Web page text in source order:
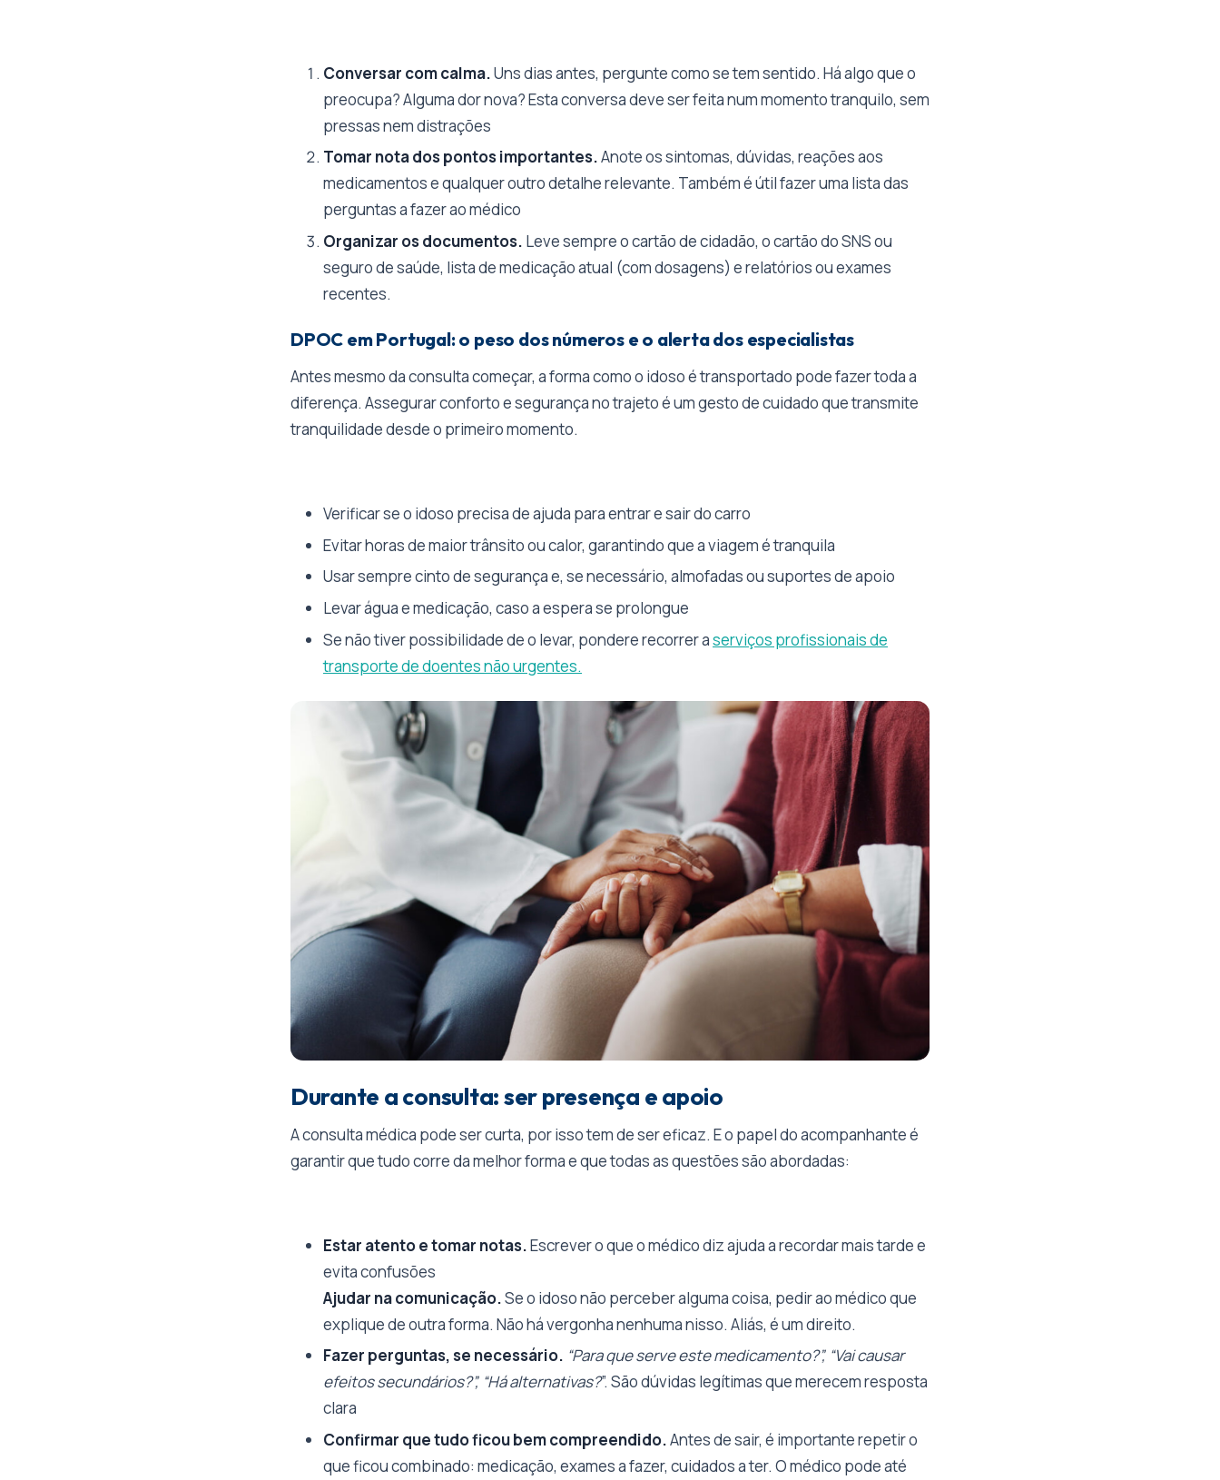
Conversar com calma.Uns dias antes, pergunte como se tem sentido. Há algo que o
preocupa? Alguma dor nova? Esta conversa deve ser feita num momento tranquilo, sem
pressas nem distrações
Tomar nota dos pontos importantes.Anote os sintomas, dúvidas, reações aos
medicamentos e qualquer outro detalhe relevante. Também é útil fazer uma lista das
perguntas a fazer ao médico
Organizar os documentos. Leve sempre o cartão de cidadão, o cartão do SNS ou
seguro de saúde, lista de medicação atual (com dosagens) e relatórios ou exames
recentes.
DPOC em Portugal: o peso dos números e o alerta dos especialistas
Antes mesmo da consulta começar, a forma como o idoso é transportado pode fazer toda a
diferença. Assegurar conforto e segurança no trajeto é um gesto de cuidado que transmite
tranquilidade desde o primeiro momento.
Verificar se o idoso precisa de ajuda para entrar e sair do carro
Evitar horas de maior trânsito ou calor, garantindo que a viagem é tranquila
Usar sempre cinto de segurança e, se necessário, almofadas ou suportes de apoio
Levar água e medicação, caso a espera se prolongue
Se não tiver possibilidade de o levar, pondere recorrer aserviços profissionais de
transporte de doentes não urgentes.
Durante a consulta: ser presença e apoio
A consulta médica pode ser curta, por isso tem de ser eficaz. E o papel do acompanhante é
garantir que tudo corre da melhor forma e que todas as questões são abordadas:
Estar atento e tomar notas.Escrever o que o médico diz ajuda a recordar mais tarde e
evita confusões
Ajudar na comunicação.Se o idoso não perceber alguma coisa, pedir ao médico que
explique de outra forma. Não há vergonha nenhuma nisso. Aliás, é um direito.
Fazer perguntas, se necessário. “Para que serve este medicamento?”, “Vai causar
efeitos secundários?”, “Há alternativas?”. São dúvidas legítimas que merecem resposta
clara
Confirmar que tudo ficou bem compreendido.Antes de sair, é importante repetir o
que ficou combinado: medicação, exames a fazer, cuidados a ter. O médico pode até